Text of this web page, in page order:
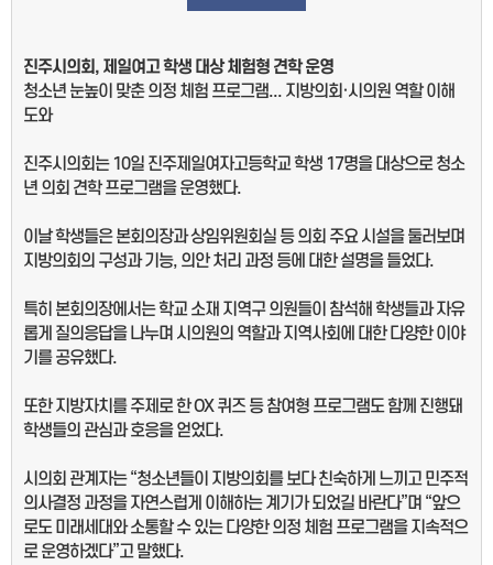
진주시의회, 제일여고 학생 대상 체험형 견학 운영
청소년 눈높이 맞춘 의정 체험 프로그램... 지방의회·시의원 역할 이해
도와
진주시의회는 10일 진주제일여자고등학교 학생 17명을 대상으로 청소
년 의회 견학 프로그램을 운영했다.
이날 학생들은 본회의장과 상임위원회실 등 의회 주요 시설을 둘러보며
지방의회의 구성과 기능, 의안 처리 과정 등에 대한 설명을 들었다.
특히 본회의장에서는 학교 소재 지역구 의원들이 참석해 학생들과 자유
롭게 질의응답을 나누며 시의원의 역할과 지역사회에 대한 다양한 이야
기를 공유했다.
또한 지방자치를 주제로 한 OX 퀴즈 등 참여형 프로그램도 함께 진행돼
학생들의 관심과 호응을 얻었다.
시의회 관계자는 “청소년들이 지방의회를 보다 친숙하게 느끼고 민주적
의사결정 과정을 자연스럽게 이해하는 계기가 되었길 바란다”며 “앞으
로도 미래세대와 소통할 수 있는 다양한 의정 체험 프로그램을 지속적으
로 운영하겠다”고 말했다.